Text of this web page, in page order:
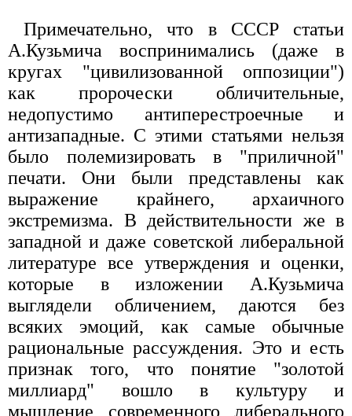
Примечательно, что в СССР статьи
А.Кузьмича воспринимались (даже в
кругах "цивилизованной оппозиции")
как пророчески обличительные,
недопустимо антиперестроечные и
антизападные. С этими статьями нельзя
было полемизировать в "приличной"
печати. Они были представлены как
выражение крайнего, архаичного
экстремизма. В действительности же в
западной и даже советской либеральной
литературе все утверждения и оценки,
которые в изложении А.Кузьмича
выглядели обличением, даются без
всяких эмоций, как самые обычные
рациональные рассуждения. Это и есть
признак того, что понятие "золотой
миллиард" вошло в культуру и
мышление современного либерального